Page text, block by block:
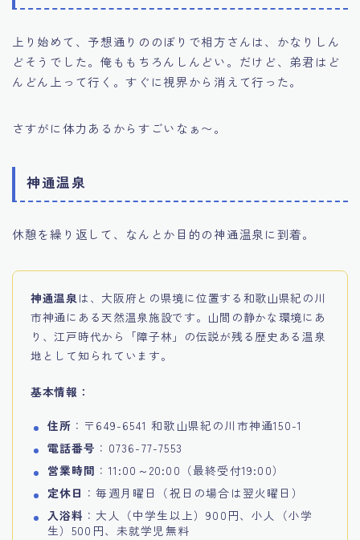
上り始めて、予想通りののぼりで相方さんは、かなりしん
どそうでした。俺ももちろんしんどい。だけど、弟君はど
んどん上って行く。すぐに視界から消えて行った。
さすがに体力あるからすごいなぁ〜。
神通温泉
休憩を繰り返して、なんとか目的の神通温泉に到着。
神通温泉は、大阪府との県境に位置する和歌山県紀の川
市神通にある天然温泉施設です。山間の静かな環境にあ
り、江戸時代から「障子林」の伝説が残る歴史ある温泉
地として知られています。
基本情報：
住所 ：〒649-6541 和歌山県紀の川市神通150-1
電話番号 ：0736-77-7553
営業時間 ：11:00～20:00（最終受付19:00）
定休日 ：毎週月曜日（祝日の場合は翌火曜日）
入浴料 ：大人（中学生以上）900円、小人（小学
生）500円、未就学児無料